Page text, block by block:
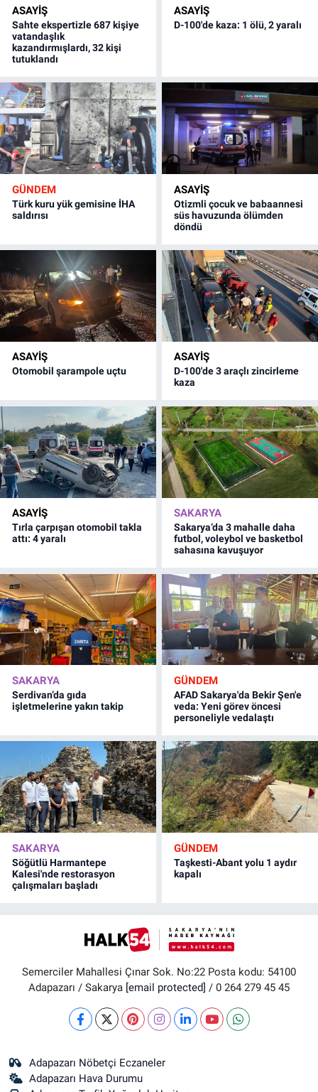
ASAYİŞ
Sahte ekspertizle 687 kişiye
vatandaşlık
kazandırmışlardı, 32 kişi
tutuklandı
ASAYİŞ
D-100'de kaza: 1 ölü, 2 yaralı
GÜNDEM
Türk kuru yük gemisine İHA
saldırısı
ASAYİŞ
Otizmli çocuk ve babaannesi
süs havuzunda ölümden
döndü
ASAYİŞ
Otomobil şarampole uçtu
ASAYİŞ
D-100'de 3 araçlı zincirleme
kaza
ASAYİŞ
Tırla çarpışan otomobil takla
attı: 4 yaralı
SAKARYA
Sakarya’da 3 mahalle daha
futbol, voleybol ve basketbol
sahasına kavuşuyor
SAKARYA
Serdivan’da gıda
işletmelerine yakın takip
GÜNDEM
AFAD Sakarya'da Bekir Şen'e
veda: Yeni görev öncesi
personeliyle vedalaştı
SAKARYA
Söğütlü Harmantepe
Kalesi'nde restorasyon
çalışmaları başladı
GÜNDEM
Taşkesti-Abant yolu 1 aydır
kapalı
Semerciler Mahallesi Çınar Sok. No:22 Posta kodu: 54100
Adapazarı / Sakarya [email protected] / 0 264 279 45 45
Adapazarı Nöbetçi Eczaneler
Adapazarı Hava Durumu